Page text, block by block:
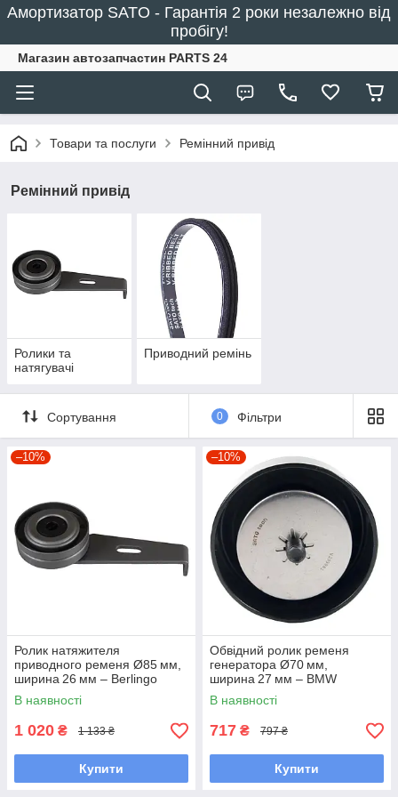
Амортизатор SATO - Гарантія 2 роки незалежно від
пробігу!
Магазин автозапчастин PARTS 24
Товари та послуги Ремінний привід
Ремінний привід
Ролики та
натягувачі
Приводний ремінь
Сортування 0 Фільтри
–10%
Ролик натяжителя
приводного ременя Ø85 мм,
ширина 26 мм – Berlingo
1.9 D (DHW/XUD9SD, 1996–
2006) / Jumper 1.9 D
В наявності
1 020 ₴ 1 133 ₴
Купити
–10%
Обвідний ролик ременя
генератора Ø70 мм,
ширина 27 мм – BMW
3‑Series/E‑Series/X‑Series
2.0–3.0 D (2001–2010) –
В наявності
717 ₴ 797 ₴
Купити